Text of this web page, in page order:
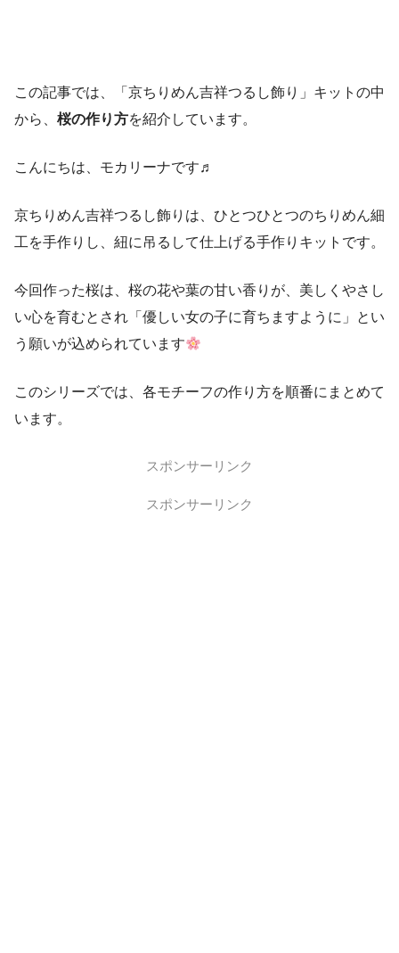
この記事では、「京ちりめん吉祥つるし飾り」キットの中
から、 桜の作り方を紹介しています。
こんにちは、モカリーナです♬
京ちりめん吉祥つるし飾りは、ひとつひとつのちりめん細
工を手作りし、紐に吊るして仕上げる手作りキットです。
今回作った桜は、桜の花や葉の甘い香りが、美しくやさし
い心を育むとされ「優しい女の子に育ちますように」とい
う願いが込められています
このシリーズでは、各モチーフの作り方を順番にまとめて
います。
スポンサーリンク
スポンサーリンク